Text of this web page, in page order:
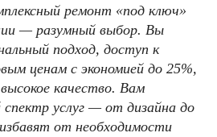
ремонт «под ключ»
— разумный выбор. Вы
подход, доступ к
ценам с экономией до 25%,
качество. Вам
услуг — от дизайна до
от необходимости